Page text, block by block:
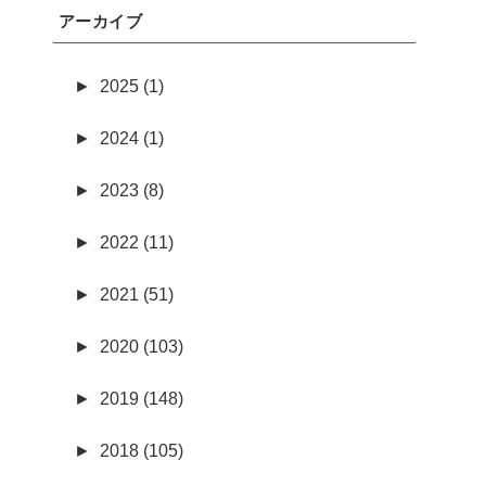
アーカイブ
► 2025 (1)
► 2024 (1)
► 2023 (8)
► 2022 (11)
► 2021 (51)
► 2020 (103)
► 2019 (148)
► 2018 (105)